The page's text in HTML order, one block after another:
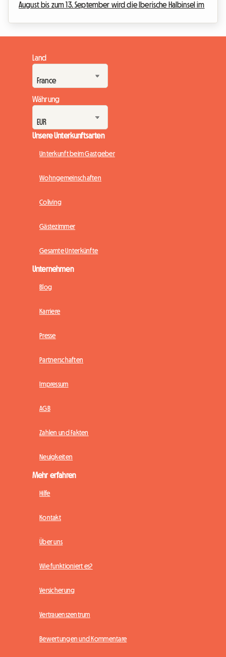
August bis zum 13. September wird die Iberische Halbinsel im
Tour, verspricht ein Sportereignis von seltener Intensität. Für
Fans, die das Event hautnah erleben möchten, ist es der Traum
eines Lebens, den Etappen Tag für Tag zu folg...
Land
Währung
Unsere Unterkunftsarten
Unterkunft beim Gastgeber
Wohngemeinschaften
Coliving
Gästezimmer
Gesamte Unterkünfte
Unternehmen
Blog
Karriere
Presse
Partnerschaften
Impressum
AGB
Zahlen und Fakten
Neuigkeiten
Mehr erfahren
Hilfe
Kontakt
Über uns
Wie funktioniert es?
Versicherung
Vertrauenszentrum
Bewertungen und Kommentare